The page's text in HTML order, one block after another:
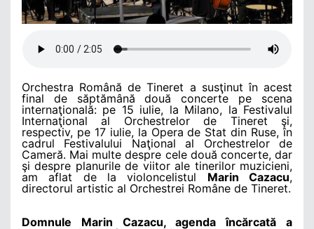
Orchestra Română de Tineret a susţinut în acest
final de săptămână două concerte pe scena
internaţională: pe 15 iulie, la Milano, la Festivalul
Internaţional al Orchestrelor de Tineret şi,
respectiv, pe 17 iulie, la Opera de Stat din Ruse, în
cadrul Festivalului Naţional al Orchestrelor de
Cameră. Mai multe despre cele două concerte, dar
şi despre planurile de viitor ale tinerilor muzicieni,
am aflat de la violoncelistul Marin Cazacu,
directorul artistic al Orchestrei Române de Tineret.
Domnule Marin Cazacu, agenda încărcată a